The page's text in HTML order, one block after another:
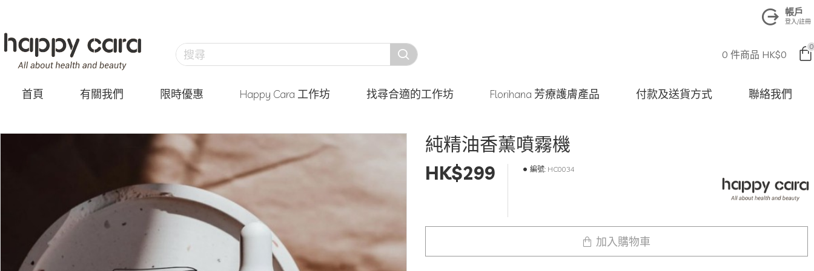
帳戶
登入/註冊
0 件商品 HK$0
0
首頁 有關我們 限時優惠 Happy Cara 工作坊 找尋合適的工作坊 Florihana 芳療護膚產品 付款及送貨方式 聯絡我們
純精油香薰噴霧機
HK$299
編號: HC0034
加入購物車